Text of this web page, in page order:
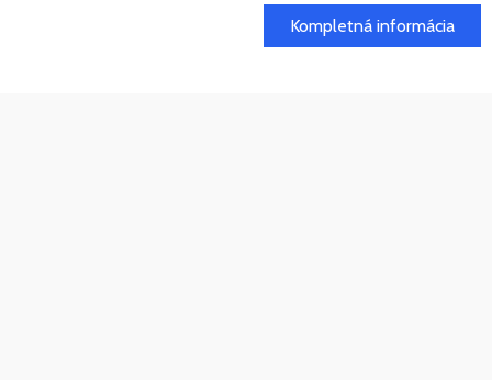
Kompletná informácia